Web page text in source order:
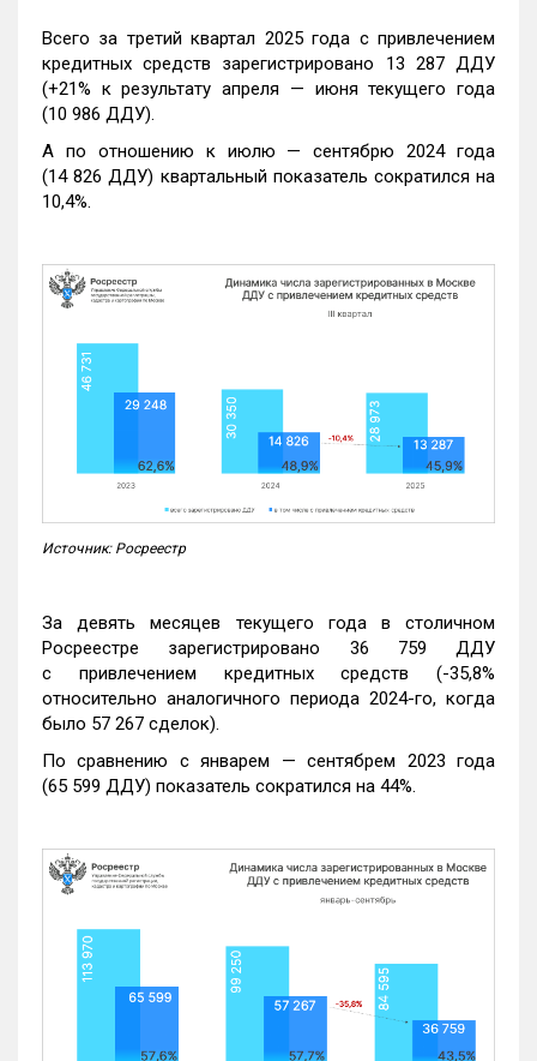
Всего за третий квартал 2025 года с привлечением
кредитных средств зарегистрировано 13 287 ДДУ
(+21% к результату апреля — июня текущего года
(10 986 ДДУ).
А по отношению к июлю — сентябрю 2024 года
(14 826 ДДУ) квартальный показатель сократился на
10,4%.
Источник: Росреестр
За девять месяцев текущего года в столичном
Росреестре зарегистрировано 36 759 ДДУ
с привлечением кредитных средств (-35,8%
относительно аналогичного периода 2024-го, когда
было 57 267 сделок).
По сравнению с январем — сентябрем 2023 года
(65 599 ДДУ) показатель сократился на 44%.